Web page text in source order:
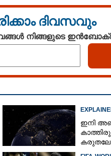
ദിവസവും
നിങ്ങളുടെ
ഇനി